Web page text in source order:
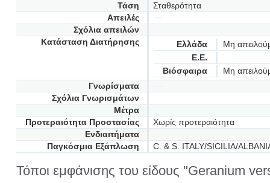
Τάση
Σταθερότητα
Απειλές
Σχόλια απειλών
Κατάσταση Διατήρησης
Ελλάδα
Μη
Ε.Ε.
Βιόσφαιρα
Μη
Γνωρίσματα
Σχόλια Γνωρισμάτων
Μέτρα
Προτεραιότητα Προστασίας
Χωρίς προτεραιότητα
Ενδιαιτήματα
Παγκόσμια Εξάπλωση
C. & S. ITALY/SICILIA/
Τόποι εμφάνισης του είδους "Geranium